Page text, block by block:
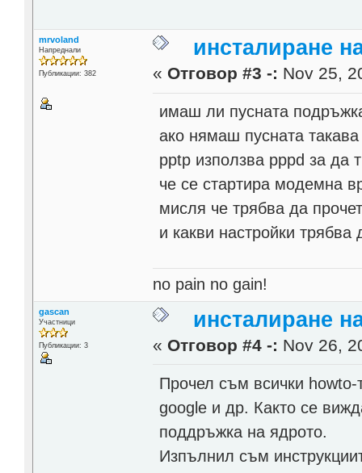
mrvoland
Напреднали
Публикации: 382
инсталиране
« Отговор #3 -: Nov 25,
имаш ли пусната
ако нямаш пусната
pptp използва pppd за да
че се стартира модемна
мисля че трябва да
и какви настройки
no pain no gain!
gascan
Участници
Публикации: 3
инсталиране
« Отговор #4 -: Nov 26,
Прочел съм всички
google и др. Както се
поддръжка на ядрото.
Изпълнил съм